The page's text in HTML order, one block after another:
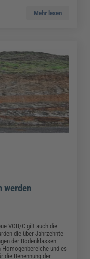
Mehr lesen
werden
VOB/C gilt auch die
die über Jahrzehnte
der Bodenklassen
und es
die Benennung der